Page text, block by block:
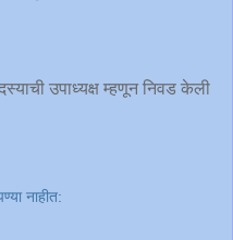
उपाध्यक्ष म्हणून निवड केली
नाहीत: